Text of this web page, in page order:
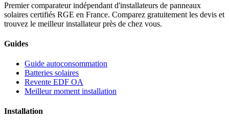
Premier comparateur indépendant d'installateurs de panneaux
solaires certifiés RGE en France. Comparez gratuitement les devis et
trouvez le meilleur installateur près de chez vous.
Guides
Guide autoconsommation
Batteries solaires
Revente EDF OA
Meilleur moment installation
Installation